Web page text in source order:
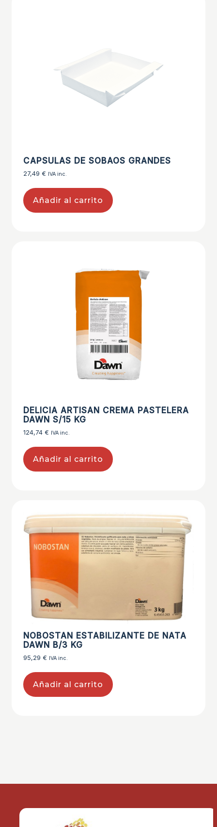
CAPSULAS DE SOBAOS GRANDES
27,49 € IVA inc.
Añadir al carrito
DELICIA ARTISAN CREMA PASTELERA
DAWN S/15 KG
124,74 € IVA inc.
Añadir al carrito
NOBOSTAN ESTABILIZANTE DE NATA
DAWN B/3 KG
95,29 € IVA inc.
Añadir al carrito